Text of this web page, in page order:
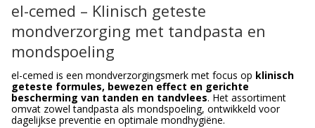
el-cemed – Klinisch geteste
mondverzorging met tandpasta en
mondspoeling
el-cemed is een mondverzorgingsmerk met focus op klinisch
geteste formules, bewezen effect en gerichte
bescherming van tanden en tandvlees. Het assortiment
omvat zowel tandpasta als mondspoeling, ontwikkeld voor
dagelijkse preventie en optimale mondhygiëne.